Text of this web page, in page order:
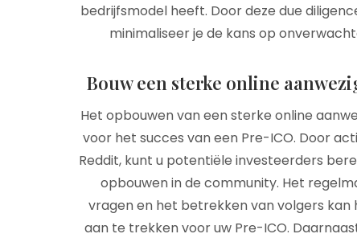
bedrijfsmodel heeft. Door deze due
minimaliseer je de kans op
Bouw een sterke online
Het opbouwen van een sterke online
voor het succes van een Pre-ICO. Door
Reddit, kunt u potentiële investeerders
opbouwen in de community. Het
vragen en het betrekken van volgers
aan te trekken voor uw Pre-ICO.